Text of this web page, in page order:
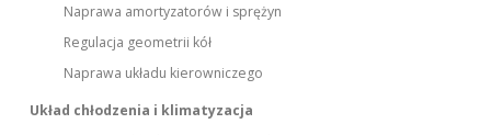
Naprawa amortyzatorów i sprężyn
Regulacja geometrii kół
Naprawa układu kierowniczego
Układ chłodzenia i klimatyzacja